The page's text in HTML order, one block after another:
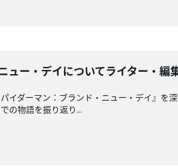
ュー・デイについてライター・
イダーマン：ブランド・ニュー・デイ』を
の物語を振り返り...